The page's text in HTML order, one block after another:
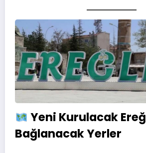
Yeni Kurulacak
Bağlanacak Yerler